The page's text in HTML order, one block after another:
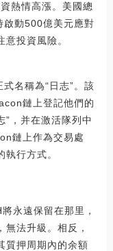
熱情高漲。美國總
啟動500億美元應對
投資風險。
名稱為“日志”。該
鏈上登記他們的
，并在激活隊列中
鏈上作為交易處
行方式。
永遠保留在那里，
法升級。相反，
質押周期內的余額